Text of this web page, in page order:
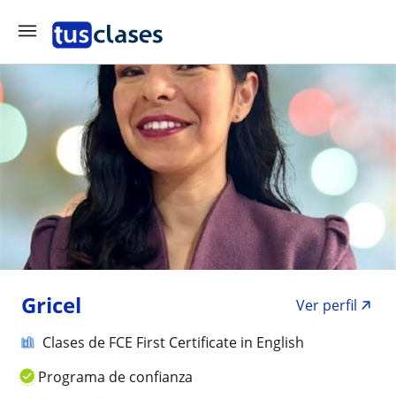
Gricel
Ver perfil
Clases de FCE First Certificate in English
Programa de confianza